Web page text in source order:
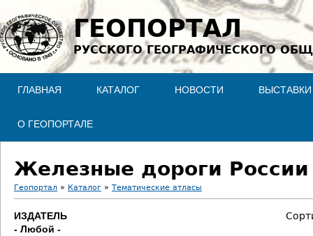
Jump to navigation
ГЕОПОРТАЛ
РУССКОГО ГЕОГРАФИЧЕСКОГО
ГЛАВНАЯ КАТАЛОГ НОВОСТИ ВЫСТАВКИ
О ГЕОПОРТАЛЕ
Железные дороги России
В
Геопортал » Каталог » Тематические атласы
ИЗДАТЕЛЬ
- Любой -